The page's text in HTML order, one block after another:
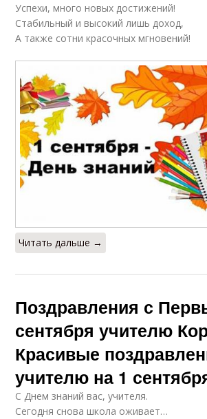
Успехи, много новых достижений!
Стабильный и высокий лишь доход,
А также сотни красочных мгновений!
Читать дальше →
Поздравления с
сентября учителю
Красивые
учителю на 1
С Днем знаний вас, учителя.
Сегодня снова школа оживает…